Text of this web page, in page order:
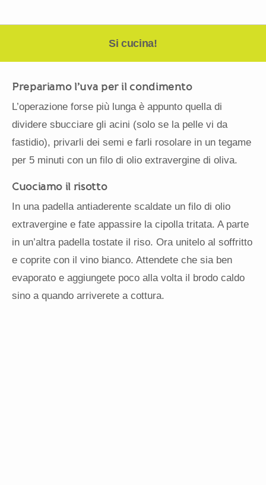
Si cucina!
Prepariamo l’uva per il condimento
L’operazione forse più lunga è appunto quella di
dividere sbucciare gli acini (solo se la pelle vi da
fastidio), privarli dei semi e farli rosolare in un tegame
per 5 minuti con un filo di olio extravergine di oliva.
Cuociamo il risotto
In una padella antiaderente scaldate un filo di olio
extravergine e fate appassire la cipolla tritata. A parte
in un’altra padella tostate il riso. Ora unitelo al soffritto
e coprite con il vino bianco. Attendete che sia ben
evaporato e aggiungete poco alla volta il brodo caldo
sino a quando arriverete a cottura.